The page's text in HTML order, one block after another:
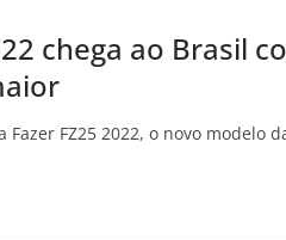
chega ao Brasil
FZ25 2022, o novo modelo